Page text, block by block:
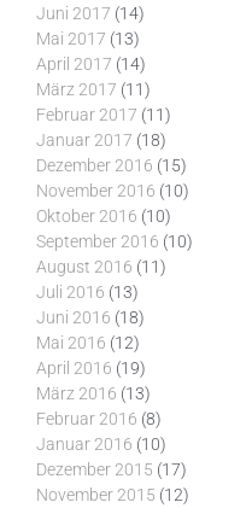
Juni 2017 (14)
Mai 2017 (13)
April 2017 (14)
März 2017 (11)
Februar 2017 (11)
Januar 2017 (18)
Dezember 2016 (15)
November 2016 (10)
Oktober 2016 (10)
September 2016 (10)
August 2016 (11)
Juli 2016 (13)
Juni 2016 (18)
Mai 2016 (12)
April 2016 (19)
März 2016 (13)
Februar 2016 (8)
Januar 2016 (10)
Dezember 2015 (17)
November 2015 (12)